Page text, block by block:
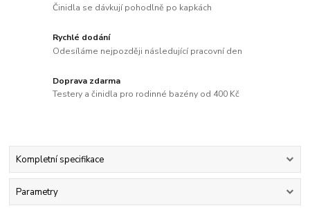
Činidla se dávkují pohodlně po kapkách
Rychlé dodání
Odesíláme nejpozději následující pracovní den
Doprava zdarma
Testery a činidla pro rodinné bazény od 400 Kč
Kompletní specifikace
Parametry